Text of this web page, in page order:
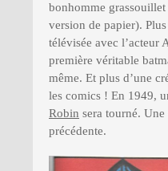
bonhomme
version de papier).
télévisée avec l’acteur
première véritable
même. Et plus d’une
les comics ! En 1949,
Robin sera tourné.
précédente.